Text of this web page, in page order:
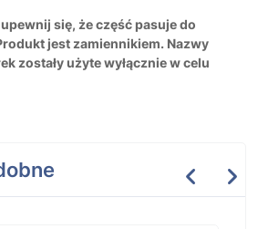
się, że część pasuje do
jest zamiennikiem. Nazwy
zostały użyte wyłącznie w celu